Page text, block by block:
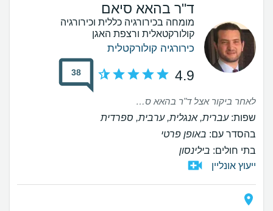
ד"ר בהאא סיאם
מומחה בכירורגיה כללית וכירורגיה
קולורקטאלית ורצפת האגן
כירורגיה קולורקטלית
4.9
38
לאחר ביקור אצל ד"ר בהאא סיאם, אני מרגיש צורך לשתף את החוויה המצוינת שלי. מהרגע שנכנסתי למרפאה, צוות העובדים היה מקצועי ומסביר פנים. ד"ר בהאא סיאם עצמו היה קשוב, סבלני ומקצועי, והסביר לי כל שלב בתהליך בצורה ברורה ומרגיעה. הוא לא רק ביצע את הבדיקה והטיפול בצורה מיומנת, אלא גם נתן לי טיפים חשובים להמשך טיפול ושמירה על הבריאות. אני מרגיש שהייתי בידיים טובות, וההרגשה הכללית הייתה נוחה מאוד, דבר שלא מובן מאליו בתחום זה. מומלץ בחום לכל מי שמחפש רופא מקצועי ואדיב בתחום הפרוקטולוגיה!
שפות:עברית, אנגלית, ערבית, ספרדית
בהסדר עם: באופן פרטי
בתי חולים: בילינסון
ייעוץ אונליין